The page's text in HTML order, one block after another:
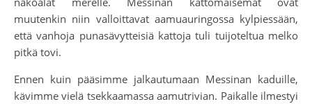
muutenkin niin valloittavat aamuauringossa kylpiessään,
että vanhoja punasävytteisiä kattoja tuli tuijoteltua melko
pitkä tovi.
Ennen kuin pääsimme jalkautumaan Messinan kaduille,
kävimme vielä tsekkaamassa aamutrivian. Paikalle ilmestyi